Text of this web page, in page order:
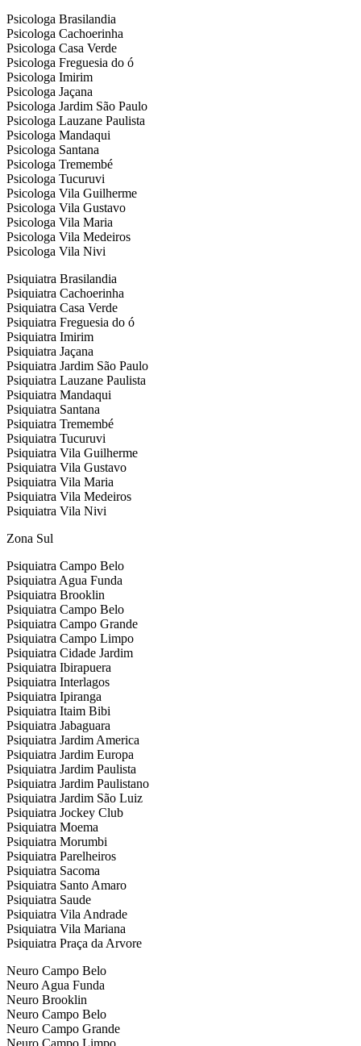
Psicologa Brasilandia
Psicologa Cachoerinha
Psicologa Casa Verde
Psicologa Freguesia do ó
Psicologa Imirim
Psicologa Jaçana
Psicologa Jardim São Paulo
Psicologa Lauzane Paulista
Psicologa Mandaqui
Psicologa Santana
Psicologa Tremembé
Psicologa Tucuruvi
Psicologa Vila Guilherme
Psicologa Vila Gustavo
Psicologa Vila Maria
Psicologa Vila Medeiros
Psicologa Vila Nivi
Psiquiatra Brasilandia
Psiquiatra Cachoerinha
Psiquiatra Casa Verde
Psiquiatra Freguesia do ó
Psiquiatra Imirim
Psiquiatra Jaçana
Psiquiatra Jardim São Paulo
Psiquiatra Lauzane Paulista
Psiquiatra Mandaqui
Psiquiatra Santana
Psiquiatra Tremembé
Psiquiatra Tucuruvi
Psiquiatra Vila Guilherme
Psiquiatra Vila Gustavo
Psiquiatra Vila Maria
Psiquiatra Vila Medeiros
Psiquiatra Vila Nivi
Zona Sul
Psiquiatra Campo Belo
Psiquiatra Agua Funda
Psiquiatra Brooklin
Psiquiatra Campo Belo
Psiquiatra Campo Grande
Psiquiatra Campo Limpo
Psiquiatra Cidade Jardim
Psiquiatra Ibirapuera
Psiquiatra Interlagos
Psiquiatra Ipiranga
Psiquiatra Itaim Bibi
Psiquiatra Jabaguara
Psiquiatra Jardim America
Psiquiatra Jardim Europa
Psiquiatra Jardim Paulista
Psiquiatra Jardim Paulistano
Psiquiatra Jardim São Luiz
Psiquiatra Jockey Club
Psiquiatra Moema
Psiquiatra Morumbi
Psiquiatra Parelheiros
Psiquiatra Sacoma
Psiquiatra Santo Amaro
Psiquiatra Saude
Psiquiatra Vila Andrade
Psiquiatra Vila Mariana
Psiquiatra Praça da Arvore
Neuro Campo Belo
Neuro Agua Funda
Neuro Brooklin
Neuro Campo Belo
Neuro Campo Grande